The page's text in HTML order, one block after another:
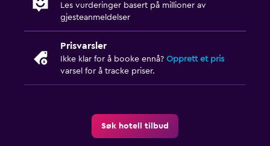
Les vurderinger basert på millioner av
gjesteanmeldelser
Prisvarsler
Ikke klar for å booke ennå? Opprett et pris
varsel for å tracke priser.
Søk hotell tilbud